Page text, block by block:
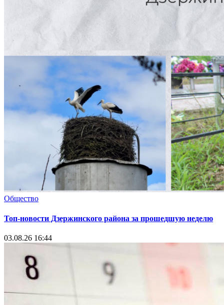
Общество
Топ-новости Дзержинского района за прошедшую неделю
03.08.26 16:44